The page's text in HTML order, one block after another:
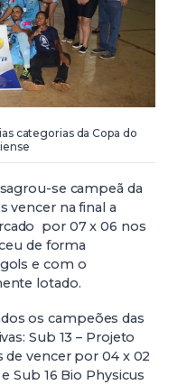
categorias da Copa do
se campeã da
vencer na final a
por 07 x 06 nos
de forma
e com o
lotado.
os campeões das
Sub 13 – Projeto
vencer por 04 x 02
Sub 16 Bio Physicus